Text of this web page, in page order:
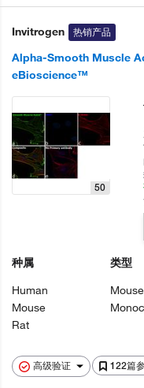
Invitrogen 热销产品
Alpha-Smooth Muscle
eBioscience™
高级验证 122篇
50
种属
Human
Mouse
Rat
类型
Mouse